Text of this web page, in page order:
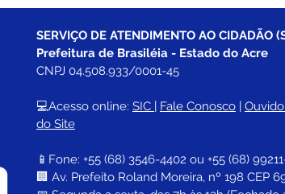
compromisso com o
crescimento sustentável
SERVIÇO DE ATENDIMENTO AO CIDADÃO
Prefeitura de Brasiléia - Estado do Acre
CNPJ 04.508.933/0001-45
💻Acesso online: SIC Fale Conosco
do Site
📱Fone: +55 (68) 3546-4402 ou +55 (68)
🏢 Av. Prefeito Roland Moreira, nº 198 CEP